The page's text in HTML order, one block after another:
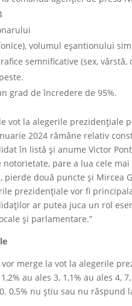
volumul eșantionului
semnificative (sex,
grad de încredere de 95%.
vot la alegerile prezidențiale
2024 rămâne relativ
în listă și anume Victor
pare a lua cele
pierde două puncte și Mircea
prezidențiale vor fi
ar putea juca un rol
și parlamentare.”
merge la vot la alegerile
au ales 3, 1,1% au ales 4,
0,5% nu știu sau nu răspund